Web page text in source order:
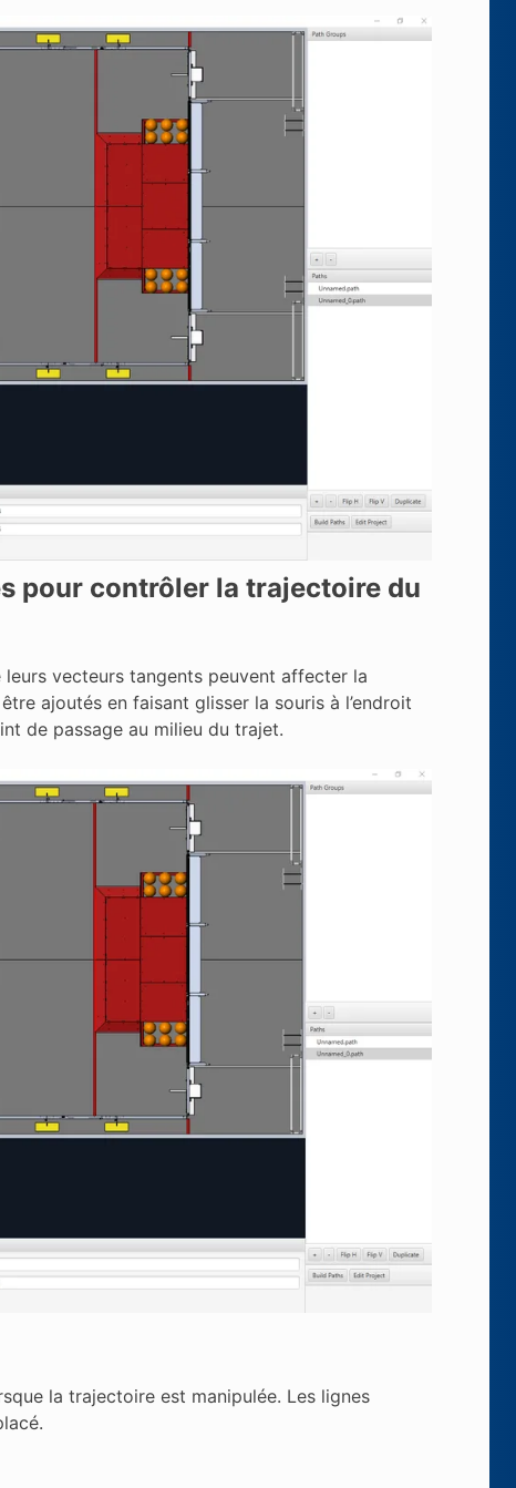
pour contrôler la trajectoire du
vecteurs tangents peuvent affecter la
ajoutés en faisant glisser la souris à l’endroit
de passage au milieu du trajet.
la trajectoire est manipulée. Les lignes